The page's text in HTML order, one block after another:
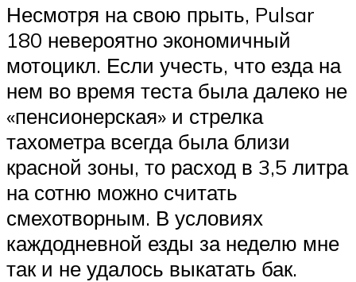
Несмотря на свою прыть, Pulsar
180 невероятно экономичный
мотоцикл. Если учесть, что езда на
нем во время теста была далеко не
«пенсионерская» и стрелка
тахометра всегда была близи
красной зоны, то расход в 3,5 литра
на сотню можно считать
смехотворным. В условиях
каждодневной езды за неделю мне
так и не удалось выкатать бак.